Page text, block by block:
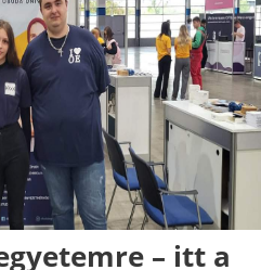
– itt a